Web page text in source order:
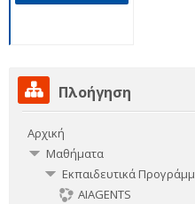
Παράλειψη
ΠλοήγησηΠλοήγηση
Αρχική
Μαθήματα
Εκπαιδευτικά
AIAGENTS